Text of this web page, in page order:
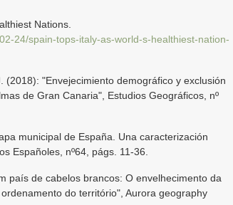
Nations.
24/spain-tops-italy-as-world-s-healthiest-nation-
(2018): "Envejecimiento demográfico y exclusión
de Gran Canaria", Estudios Geográficos, nº
municipal de España. Una caracterización
Españoles, nº64, págs. 11-36.
país de cabelos brancos: O envelhecimento da
do território", Aurora geography